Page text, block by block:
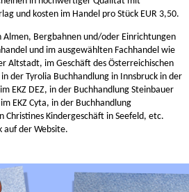
und kosten im Handel pro Stück EUR 3,50.
Almen, Bergbahnen und/oder Einrichtungen
und im ausgewählten Fachhandel wie
Altstadt, im Geschäft des Österreichischen
der Tyrolia Buchhandlung in Innsbruck in der
EKZ DEZ, in der Buchhandlung Steinbauer
EKZ Cyta, in der Buchhandlung
Christines Kindergeschäft in Seefeld, etc.
auf der Website.